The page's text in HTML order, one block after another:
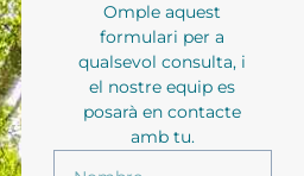
Omple aquest
formulari per a
qualsevol consulta, i
el nostre equip es
posarà en contacte
amb tu.